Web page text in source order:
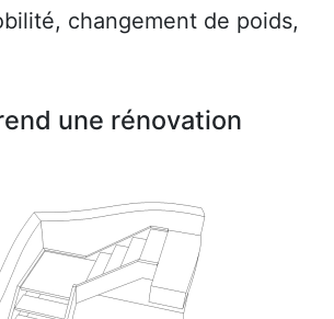
changement de poids,
une rénovation